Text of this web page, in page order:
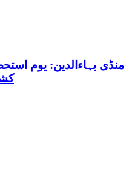
منڈی بہاءالدین: یوم